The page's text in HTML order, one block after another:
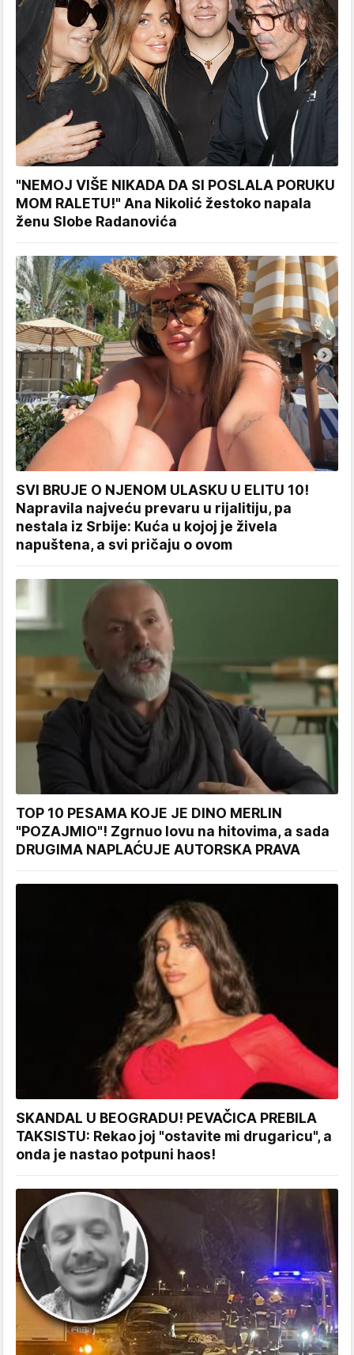
"NEMOJ VIŠE NIKADA DA SI POSLALA PORUKU
MOM RALETU!" Ana Nikolić žestoko napala
ženu Slobe Radanovića
SVI BRUJE O NJENOM ULASKU U ELITU 10!
Napravila najveću prevaru u rijalitiju, pa
nestala iz Srbije: Kuća u kojoj je živela
napuštena, a svi pričaju o ovom
TOP 10 PESAMA KOJE JE DINO MERLIN
"POZAJMIO"! Zgrnuo lovu na hitovima, a sada
DRUGIMA NAPLAĆUJE AUTORSKA PRAVA
SKANDAL U BEOGRADU! PEVAČICA PREBILA
TAKSISTU: Rekao joj "ostavite mi drugaricu", a
onda je nastao potpuni haos!